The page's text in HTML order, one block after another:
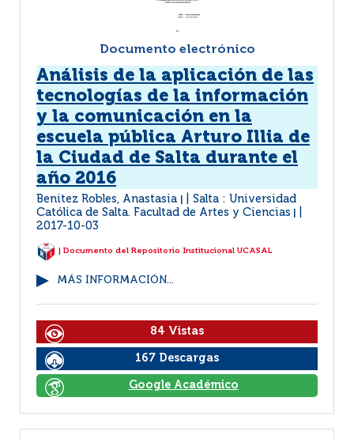
Documento electrónico
Análisis de la aplicación de las
tecnologías de la información
y la comunicación en la
escuela pública Arturo Illia de
la Ciudad de Salta durante el
año 2016
Benitez Robles, Anastasia
Salta : Universidad
Católica de Salta. Facultad de Artes y Ciencias
2017-10-03
| Documento del Repositorio Institucional UCASAL
MÁS INFORMACIÓN...
84 Vistas
167 Descargas
Google Académico